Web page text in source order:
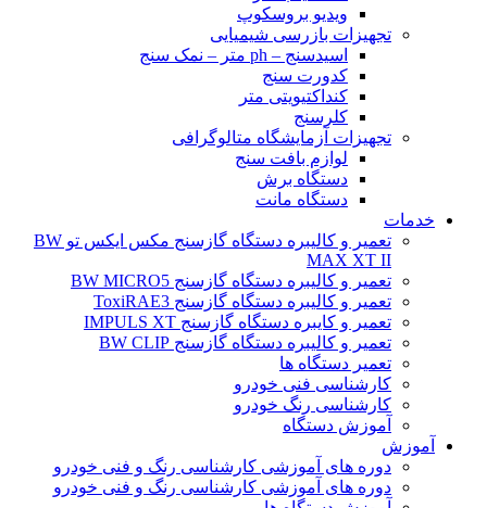
ویدیو بروسکوپ
تجهیزات بازرسی شیمیایی
اسیدسنج – ph متر – نمک سنج
کدورت سنج
کنداکتیویتی متر
کلرسنج
تجهیزات آزمایشگاه متالوگرافی
لوازم بافت سنج
دستگاه برش
دستگاه مانت
خدمات
تعمیر و کالیبره دستگاه گازسنج مکس ایکس تو BW
MAX XT II
تعمیر و کالیبره دستگاه گازسنج BW MICRO5
تعمیر و کالیبره دستگاه گازسنج ToxiRAE3
تعمیر و کایبره دستگاه گازسنج IMPULS XT
تعمیر و کالیبره دستگاه گازسنج BW CLIP
تعمیر دستگاه ها
کارشناسی فنی خودرو
کارشناسی رنگ خودرو
آموزش دستگاه
آموزش
دوره های آموزشی کارشناسی رنگ و فنی خودرو
دوره های آموزشی کارشناسی رنگ و فنی خودرو